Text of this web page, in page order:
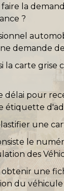
la
?
demande
la carte grise
délai pour
étiquette
une
le
des
une
du véhicule